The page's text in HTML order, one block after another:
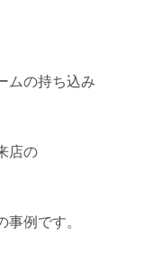
ムの持ち込み
店の
例です。